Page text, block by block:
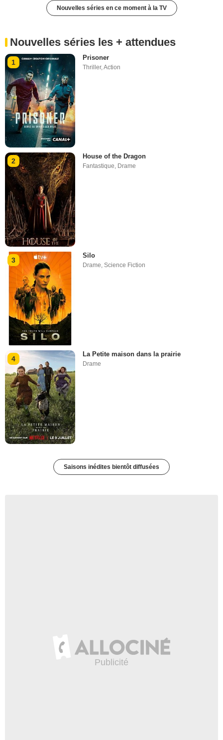
Nouvelles séries en ce moment à la TV
Nouvelles séries les + attendues
1
Prisoner
Thriller,Action
2
House of the Dragon
Fantastique, Drame
3
Silo
Drame ,Science Fiction
4
La Petite maison dans la prairie
Drame
Saisons inédites bientôt diffusées